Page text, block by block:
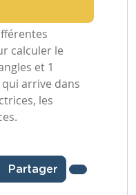
calculer le
et 1
arrive dans
les
Partager